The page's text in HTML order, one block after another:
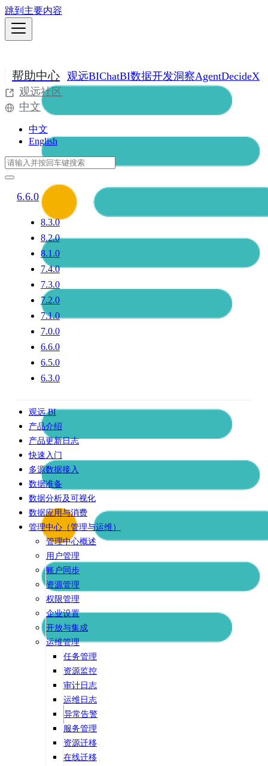
跳到主要内容
帮助中心 观远BIChatBI数据开发洞察AgentDecideX
观远社区
中文
中文
English
6.6.0
8.3.0
8.2.0
8.1.0
7.4.0
7.3.0
7.2.0
7.1.0
7.0.0
6.6.0
6.5.0
6.3.0
观远 BI
产品介绍
产品更新日志
快速入门
多源数据接入
数据准备
数据分析及可视化
数据应用与消费
管理中心（管理与运维）
管理中心概述
用户管理
账户同步
资源管理
权限管理
企业设置
开放与集成
运维管理
任务管理
资源监控
审计日志
运维日志
异常告警
服务管理
资源迁移
在线迁移